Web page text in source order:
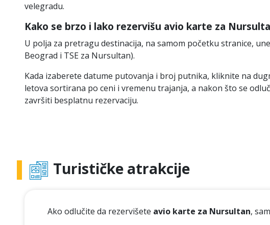
velegradu.
Kako se brzo i lako rezervišu avio karte za
U polja za pretragu destinacija, na samom početku stranice,
Beograd i TSE za Nursultan).
Kada izaberete datume putovanja i broj putnika, kliknite na
letova sortirana po ceni i vremenu trajanja, a nakon što se
završiti besplatnu rezervaciju.
Turističke atrakcije
Ako odlučite da rezervišete avio karte za Nursultan,